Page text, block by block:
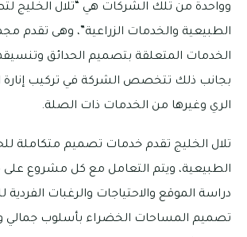
وواحدة من تلك الشركات هي “تلال الخليج
الطبيعية والخدمات الزراعية”، وهى تقدم
الخدمات المتعلقة بتصميم الحدائق
بجانب ذلك تتخصص الشركة في تركيب إنارة
الري وغيرها من الخدمات ذات الصلة.
تلال الخليج تقدم خدمات تصميم متكاملة
الطبيعية، ويتم التعامل مع كل مشروع على
دراسة الموقع والاحتياجات والرغبات الفردية
تصميم المساحات الخضراء بأسلوب جمالي